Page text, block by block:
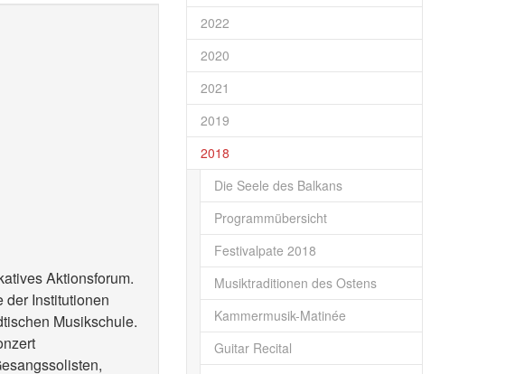
Aktionsforum.
der Institutionen
Musikschule.
2022
2020
2021
2019
2018
Die Seele des Balkans
Programmübersicht
Festivalpate 2018
Musiktraditionen des Ostens
Kammermusik-Matinée
Guitar Recital